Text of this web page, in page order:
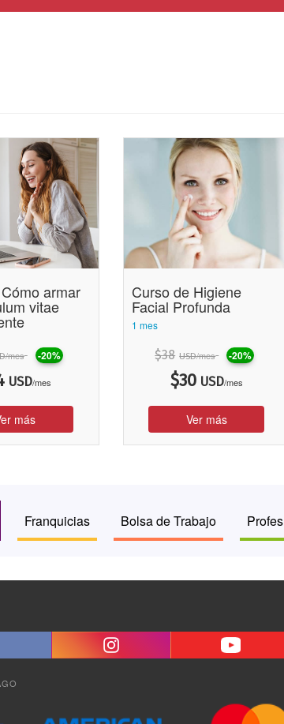
armar
vitae
/mes -20%
USD/mes
más
Curso de Higiene
Facial Profunda
1 mes
$38 USD/mes -20%
$30 USD/mes
Ver más
Franquicias Bolsa de Trabajo Profes